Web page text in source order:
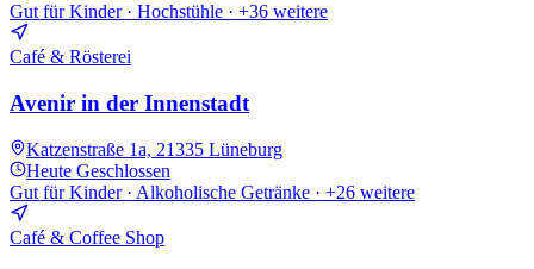
Gut für Kinder · Hochstühle · +36 weitere
Café & Rösterei
Avenir in der Innenstadt
Katzenstraße 1a, 21335 Lüneburg
Heute Geschlossen
Gut für Kinder · Alkoholische Getränke · +26 weitere
Café & Coffee Shop